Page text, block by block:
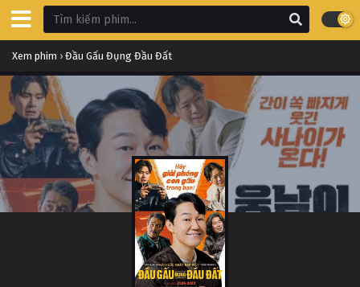
Xem phim › Đầu Gấu Đụng Đầu Đất